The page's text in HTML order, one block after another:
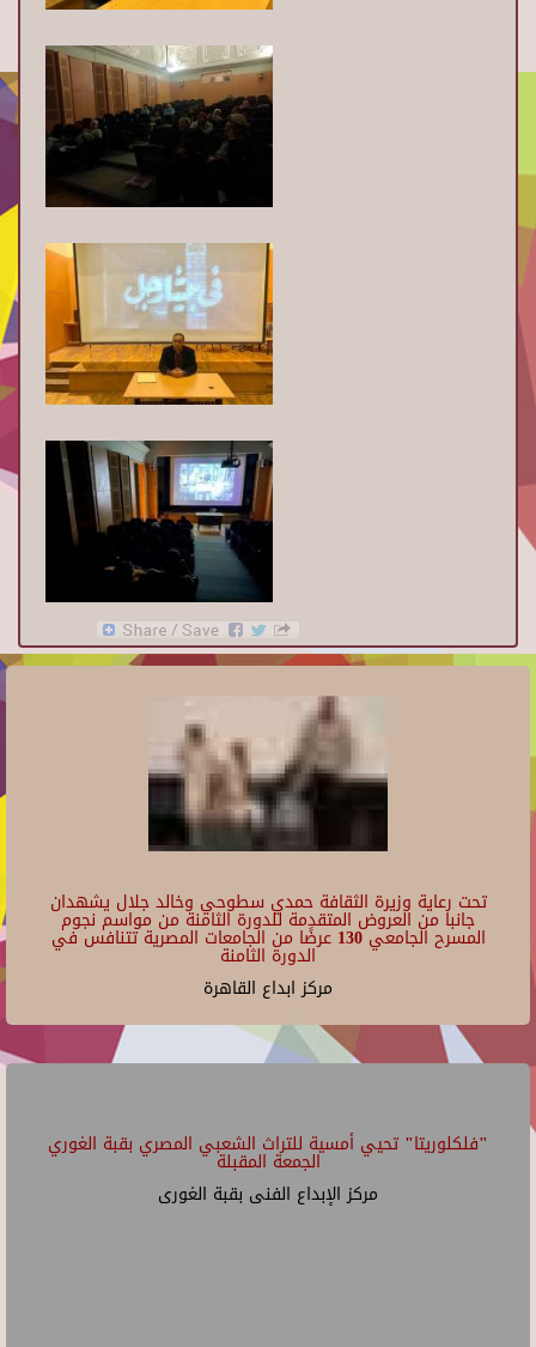
تحت رعاية وزيرة الثقافة حمدي سطوحي وخالد جلال يشهدان
جانبا من العروض المتقدمة للدورة الثامنة من مواسم نجوم
المسرح الجامعي 130 عرضًا من الجامعات المصرية تتنافس في
الدورة الثامنة
مركز ابداع القاهرة
"فلكلوريتا" تحيي أمسية للتراث الشعبي المصري بقبة الغوري
الجمعة المقبلة
مركز الإبداع الفنى بقبة الغورى